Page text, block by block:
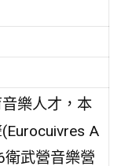
樂人才，本
A
武營音樂營